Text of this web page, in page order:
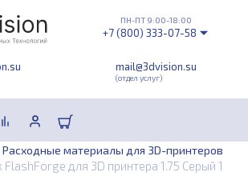
mail@3dvision.su
(отдел услуг)
ПН-ПТ 9:00-18:00
+7 (800) 333-07-58
Расходные материалы для 3D-принтеров
FlashForge для 3D принтера 1.75 Серый 1